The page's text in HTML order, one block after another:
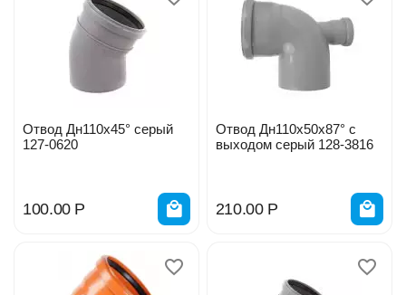
Отвод Дн110х45° серый
127-0620
100.00 Р
Отвод Дн110х50х87° с
выходом серый 128-3816
210.00 Р